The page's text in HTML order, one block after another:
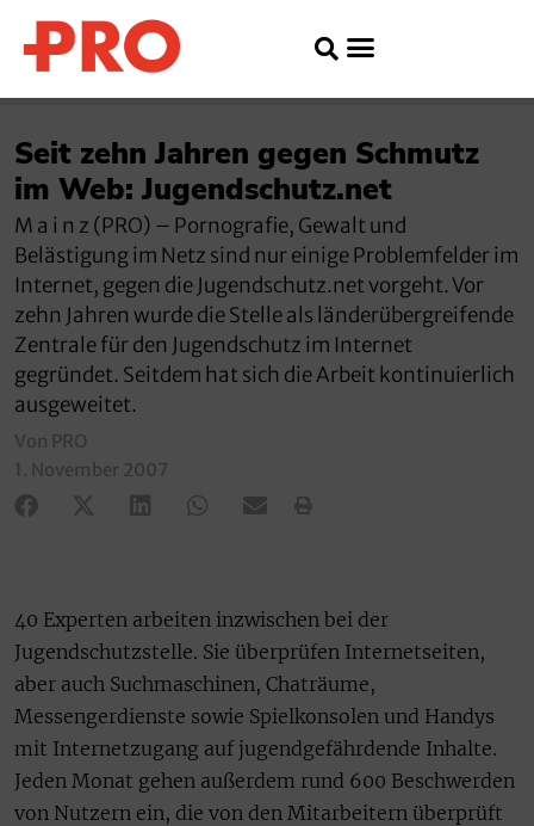
Seit zehn Jahren gegen Schmutz
im Web: Jugendschutz.net
M a i n z (PRO) – Pornografie, Gewalt und
Belästigung im Netz sind nur einige Problemfelder im
Internet, gegen die Jugendschutz.net vorgeht. Vor
zehn Jahren wurde die Stelle als länderübergreifende
Zentrale für den Jugendschutz im Internet
gegründet. Seitdem hat sich die Arbeit kontinuierlich
ausgeweitet.
Von PRO
1. November 2007
40 Experten arbeiten inzwischen bei der
Jugendschutzstelle. Sie überprüfen Internetseiten,
aber auch Suchmaschinen, Chaträume,
Messengerdienste sowie Spielkonsolen und Handys
mit Internetzugang auf jugendgefährdende Inhalte.
Jeden Monat gehen außerdem rund 600 Beschwerden
von Nutzern ein, die von den Mitarbeitern überprüft